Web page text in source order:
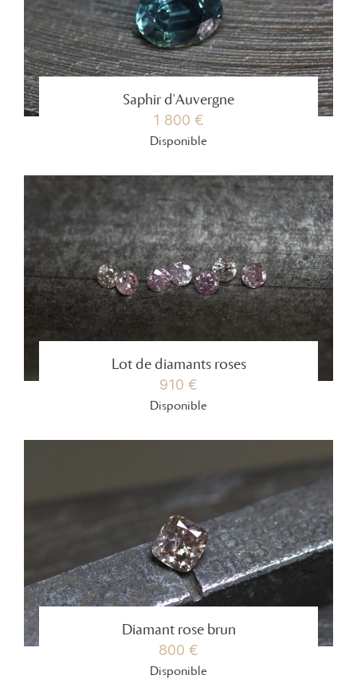
Saphir d'Auvergne
1 800 €
Disponible
Lot de diamants roses
910 €
Disponible
Diamant rose brun
800 €
Disponible